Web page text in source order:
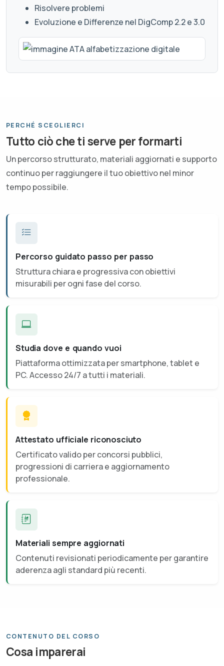
Risolvere problemi
Evoluzione e Differenze nel DigComp 2.2 e 3.0
PERCHÉ SCEGLIERCI
Tutto ciò che ti serve per formarti
Un percorso strutturato, materiali aggiornati e supporto
continuo per raggiungere il tuo obiettivo nel minor
tempo possibile.
Percorso guidato passo per passo
Struttura chiara e progressiva con obiettivi
misurabili per ogni fase del corso.
Studia dove e quando vuoi
Piattaforma ottimizzata per smartphone, tablet e
PC. Accesso 24/7 a tutti i materiali.
Attestato ufficiale riconosciuto
Certificato valido per concorsi pubblici,
progressioni di carriera e aggiornamento
professionale.
Materiali sempre aggiornati
Contenuti revisionati periodicamente per garantire
aderenza agli standard più recenti.
CONTENUTO DEL CORSO
Cosa imparerai